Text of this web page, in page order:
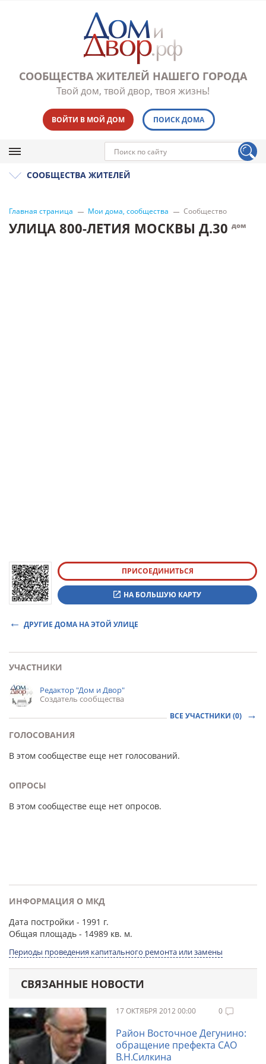
СООБЩЕСТВА ЖИТЕЛЕЙ НАШЕГО ГОРОДА
Твой дом, твой двор, твоя жизнь!
ВОЙТИ В МОЙ ДОМ ПОИСК ДОМА
СООБЩЕСТВА ЖИТЕЛЕЙ
Главная страница Мои дома, сообщества Сообщество
УЛИЦА 800-ЛЕТИЯ МОСКВЫ Д.30 дом
ПРИСОЕДИНИТЬСЯ
НА БОЛЬШУЮ КАРТУ
ДРУГИЕ ДОМА НА ЭТОЙ УЛИЦЕ
УЧАСТНИКИ
Редактор "Дом и Двор"
Создатель сообщества
ВСЕ УЧАСТНИКИ (0)
ГОЛОСОВАНИЯ
В этом сообществе еще нет голосований.
ОПРОСЫ
В этом сообществе еще нет опросов.
ИНФОРМАЦИЯ О МКД
Дата постройки - 1991 г.
Общая площадь - 14989 кв. м.
Периоды проведения капитального ремонта или замены
СВЯЗАННЫЕ НОВОСТИ
17 ОКТЯБРЯ 2012 00:00 0
Район Восточное Дегунино:
обращение префекта САО
В.Н.Силкина